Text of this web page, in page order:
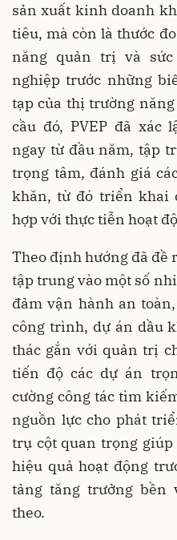
sản xuất kinh doanh
tiêu, mà còn là thước
năng quản trị và
nghiệp trước những
tạp của thị trường
cầu đó, PVEP đã xác
ngay từ đầu năm, tập
trọng tâm, đánh giá
khăn, từ đó triển khai
hợp với thực tiễn hoạt
Theo định hướng đã đề
tập trung vào một số
đảm vận hành an
công trình, dự án dầu
thác gắn với quản trị
tiến độ các dự án
cường công tác tìm
nguồn lực cho phát
trụ cột quan trọng
hiệu quả hoạt động
tảng tăng trưởng bền
theo.